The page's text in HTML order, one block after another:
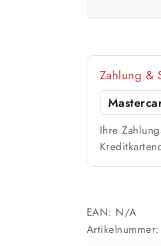
Werte sind
Zahlung &
Ihre
EAN: N/A
Artikelnummer: